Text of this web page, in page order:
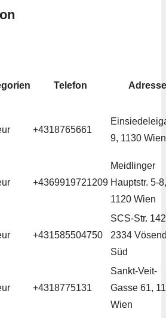
Telefon Adresse
+4318765661
9, 1130 Wien
+4369919721209
Meidlinger
Hauptstr. 5-8,
1120 Wien
+431585504750
SCS-Str.
2334
Süd
+4318775131
Sankt-Veit-
Gasse 61,
Wien